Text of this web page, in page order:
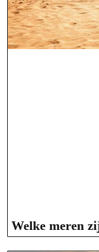
Welke meren